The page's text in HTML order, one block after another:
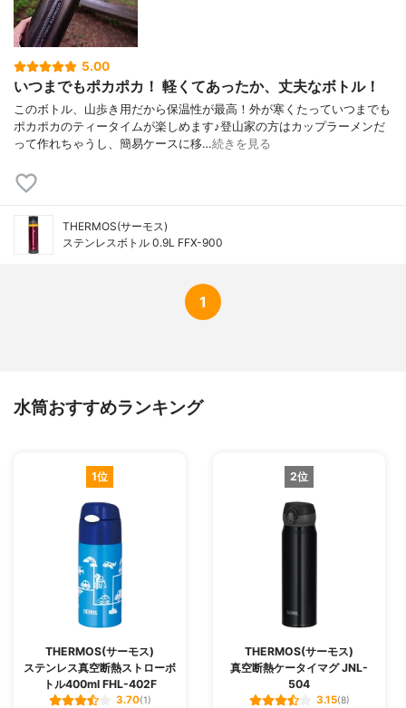
5.00
いつまでもポカポカ！ 軽くてあったか、丈夫なボトル！
このボトル、山歩き用だから保温性が最高！外が寒くたっていつまでも
ポカポカのティータイムが楽しめます♪登山家の方はカップラーメンだ
って作れちゃうし、簡易ケースに移…続きを見る
THERMOS(サーモス)
ステンレスボトル 0.9L FFX-900
1
水筒おすすめランキング
1位
THERMOS(サーモス)
ステンレス真空断熱ストローボ
トル400ml FHL-402F
3.70(1)
2位
THERMOS(サーモス)
真空断熱ケータイマグ JNL-
504
3.15(8)